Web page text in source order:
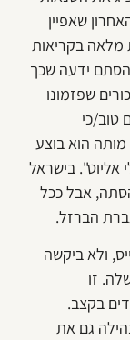
שאפיין
מלאה בקריאות
ידעה שכך
שפזמונו
טוב/כי
הוא בוצע
אליוט". בישראל
אבל ככל
הברזל.
ולא ביקשה
זו
בקצב.
גם את